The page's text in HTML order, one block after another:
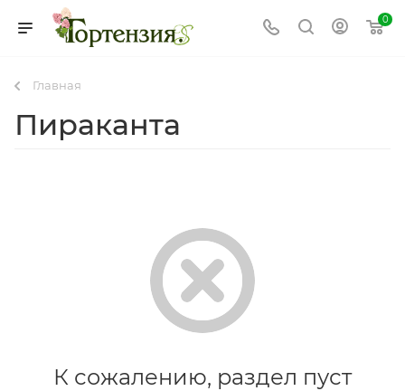
0
Главная
Пираканта
К сожалению, раздел пуст